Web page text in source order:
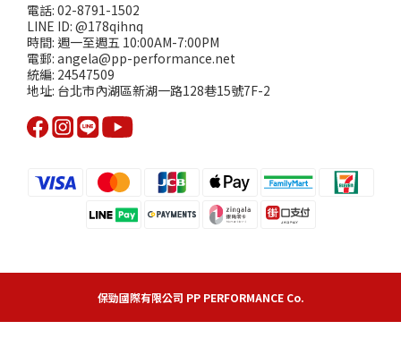
電話: 02-8791-1502
LINE ID: @178qihnq
時間: 週一至週五 10:00AM-7:00PM
電郵: angela@pp-performance.net
統編: 24547509
地址: 台北市內湖區新湖一路128巷15號7F-2
保勁國際有限公司 PP PERFORMANCE Co.